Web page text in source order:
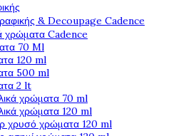
& Decoupage Cadence
χρώματα Cadence
70 Ml
120 ml
500 ml
2 lt
χρώματα 70 ml
χρώματα 120 ml
χρυσό χρώματα 120 ml